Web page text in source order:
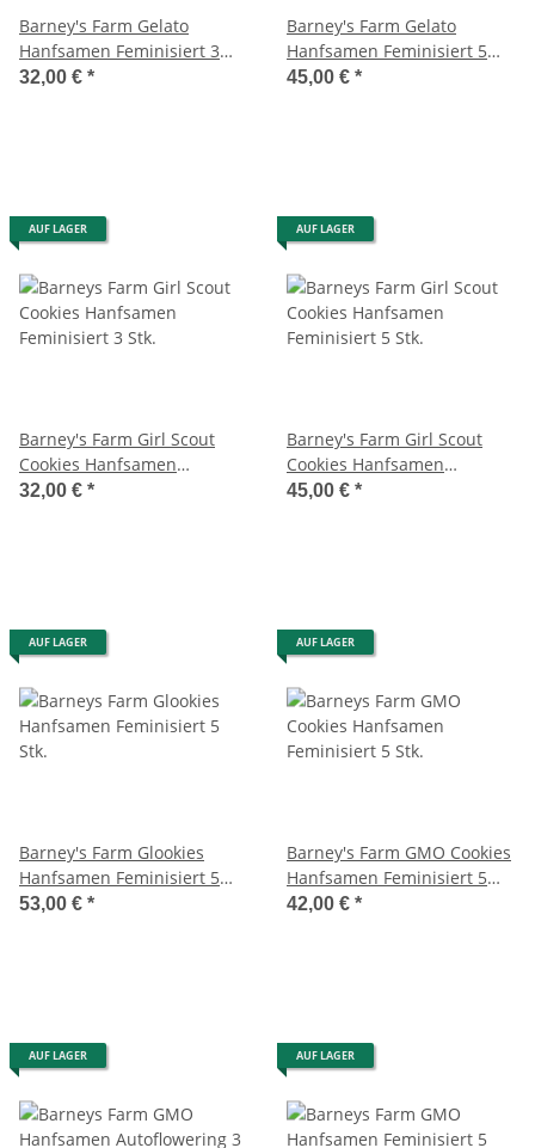
Barney's Farm Gelato
Hanfsamen Feminisiert 3
Stk.
32,00 € *
Barney's Farm Gelato
Hanfsamen Feminisiert 5
Stk.
45,00 € *
AUF LAGER
Barney's Farm Girl Scout
Cookies Hanfsamen
Feminisiert 3 Stk.
32,00 € *
AUF LAGER
Barney's Farm Girl Scout
Cookies Hanfsamen
Feminisiert 5 Stk.
45,00 € *
AUF LAGER
Barney's Farm Glookies
Hanfsamen Feminisiert 5
Stk.
53,00 € *
AUF LAGER
Barney's Farm GMO Cookies
Hanfsamen Feminisiert 5
Stk.
42,00 € *
AUF LAGER AUF LAGER